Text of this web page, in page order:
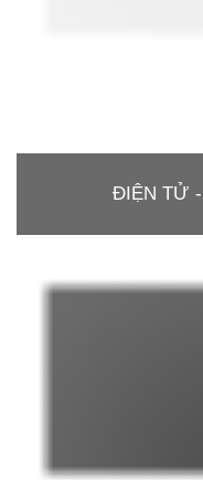
ĐIỆN TỬ -